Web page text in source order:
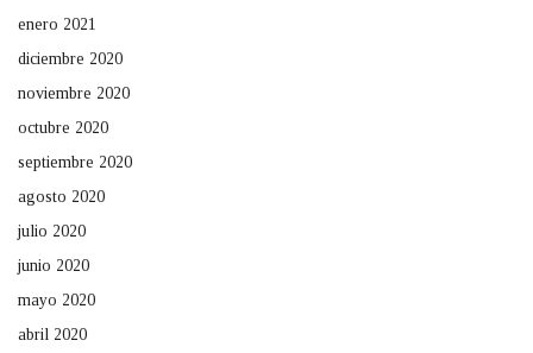
enero 2021
diciembre 2020
noviembre 2020
octubre 2020
septiembre 2020
agosto 2020
julio 2020
junio 2020
mayo 2020
abril 2020